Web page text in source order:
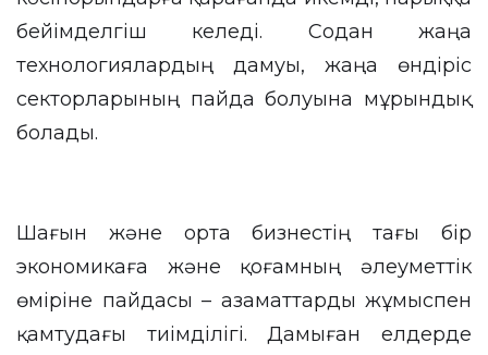
бейімделгіш келеді. Содан жаңа
технологиялардың дамуы, жаңа өндіріс
секторларының пайда болуына мұрындық
болады.
Шағын және орта бизнестің тағы бір
экономикаға және қоғамның әлеуметтік
өміріне пайдасы – азаматтарды жұмыспен
қамтудағы тиімділігі. Дамыған елдерде